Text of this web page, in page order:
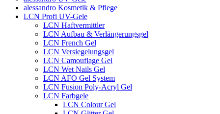
alessandro Kosmetik & Pflege
LCN Profi UV-Gele
LCN Haftvermittler
LCN Aufbau & Verlängerungsgel
LCN French Gel
LCN Versiegelungsgel
LCN Camouflage Gel
LCN Wet Nails Gel
LCN AFO Gel System
LCN Fusion Poly-Acryl Gel
LCN Farbgele
LCN Colour Gel